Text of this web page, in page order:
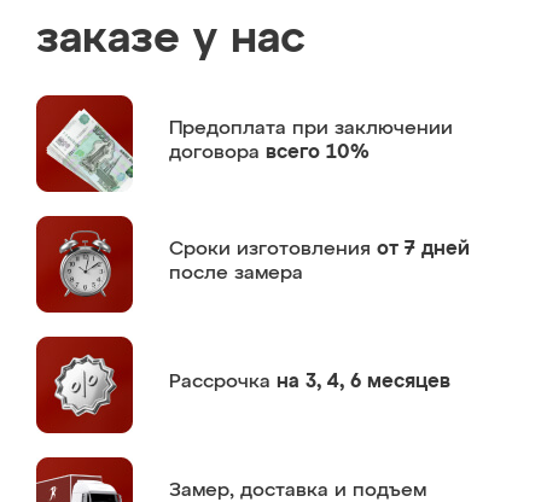
заказе у нас
Предоплата при заключении
договора всего 10%
Сроки изготовления от 7 дней
после замера
Рассрочка на 3, 4, 6 месяцев
Замер, доставка и подъем